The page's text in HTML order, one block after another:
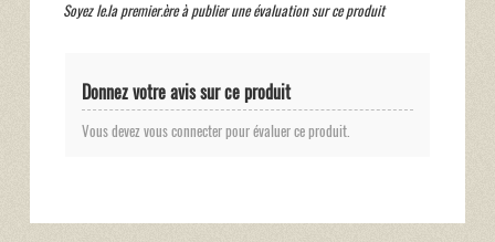
Soyez le.la premier.ère à publier une évaluation sur ce produit
Donnez votre avis sur ce produit
Vous devez vous connecter pour évaluer ce produit.